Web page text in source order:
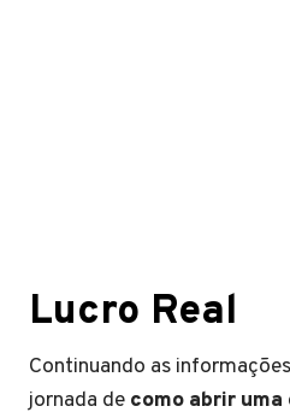
Lucro Real
Continuando as
jornada de como abrir uma